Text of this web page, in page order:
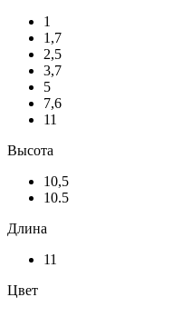
1
1,7
2,5
3,7
5
7,6
11
Высота
10,5
10.5
Длина
11
Цвет